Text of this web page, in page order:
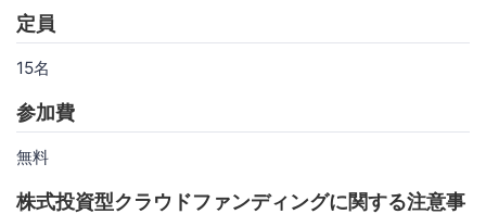
定員
15名
参加費
無料
株式投資型クラウドファンディングに関する注意事